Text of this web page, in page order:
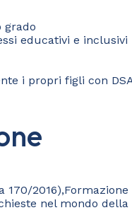
grado
educativi e inclusivi
i propri figli con
nel mondo